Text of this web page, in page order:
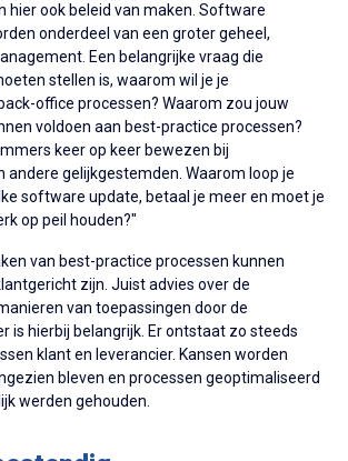
hier ook beleid van maken. Software
onderdeel van een groter geheel,
Een belangrijke vraag die
stellen is, waarom wil je je
office processen? Waarom zou jouw
voldoen aan best-practice processen?
keer op keer bewezen bij
andere gelijkgestemden. Waarom loop je
software update, betaal je meer en moet je
op peil houden?"
van best-practice processen kunnen
zijn. Juist advies over de
van toepassingen door de
is hierbij belangrijk. Er ontstaat zo steeds
klant en leverancier. Kansen worden
bleven en processen geoptimaliseerd
werden gehouden.